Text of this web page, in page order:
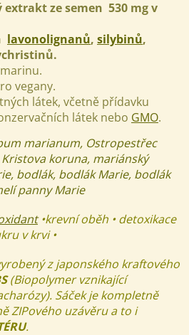
ze semen 530 mg v
lavonolignanů, silybinů,
vegany.
látek, včetně přídavku
látek nebo GMO.
marianum, Ostropestřec
koruna, mariánský
bodlák, bodlák Marie, bodlák
panny Marie
•krevní oběh • detoxikace
v krvi •
z japonského kraftového
(Biopolymer vznikající
Sáček je kompletně
ZIPového uzávěru a to i
.